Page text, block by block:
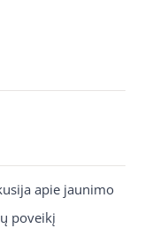
apie jaunimo
poveikį